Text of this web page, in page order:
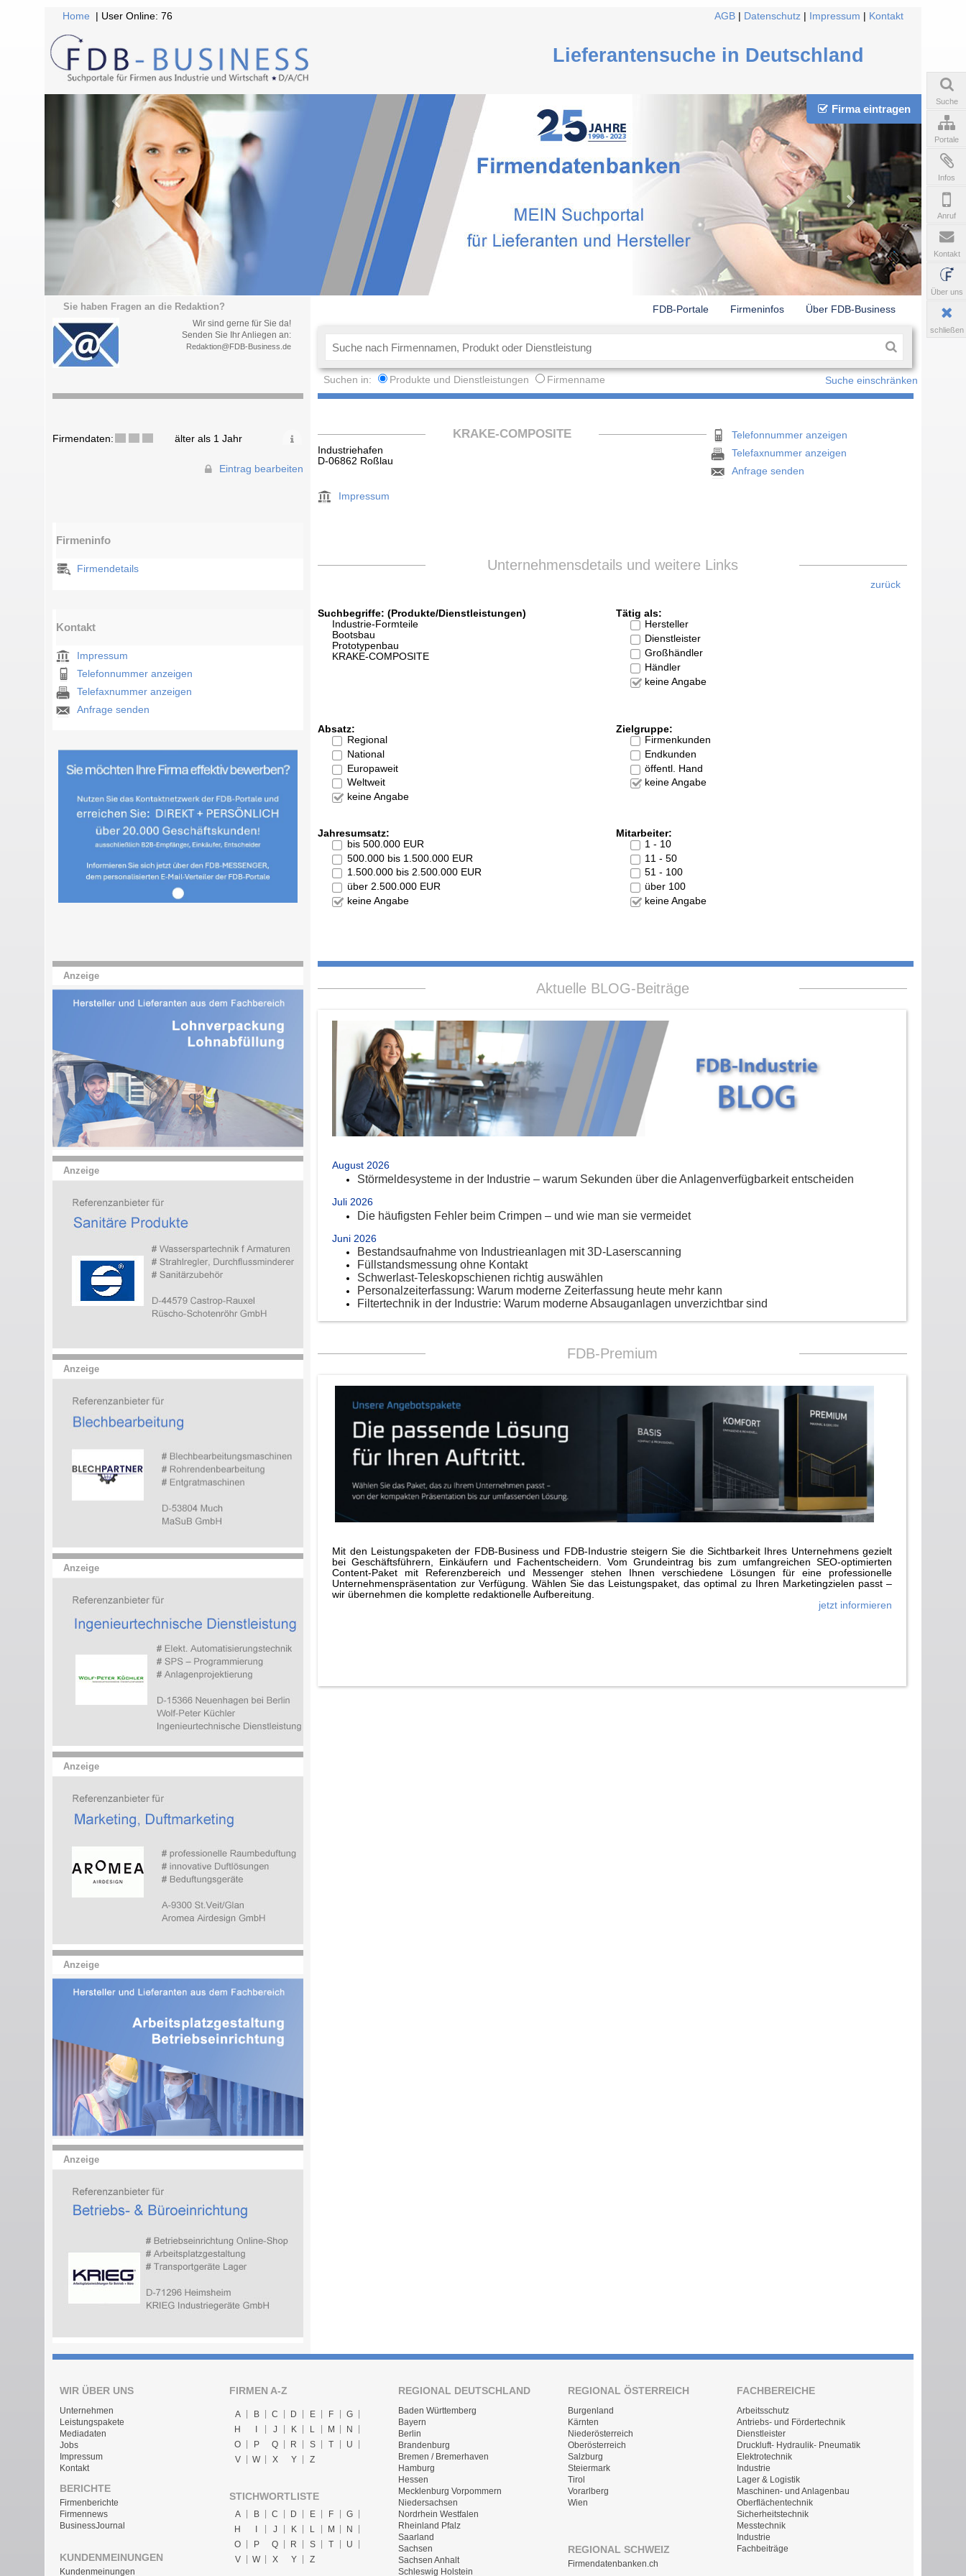
Home | User Online: 76 AGB Datenschutz Impressum Kontakt
Lieferantensuche in Deutschland
Firma eintragen
Sie haben Fragen an die Redaktion?
Wir sind gerne für Sie da!
Senden Sie Ihr Anliegen an:
Redaktion@FDB-Business.de
FDB-Portale Firmeninfos Über FDB-Business
Suchen in: Produkte und Dienstleistungen Firmenname Suche einschränken
Firmendaten: älter als 1 Jahr
Eintrag bearbeiten
Firmeninfo
Firmendetails
Kontakt
Impressum
Telefonnummer anzeigen
Telefaxnummer anzeigen
Anfrage senden
Anzeige
Anzeige
Anzeige
Anzeige
Anzeige
Anzeige
Anzeige
KRAKE-COMPOSITE
Industriehafen
D-06862 Roßlau
Impressum
Telefonnummer anzeigen
Telefaxnummer anzeigen
Anfrage senden
Unternehmensdetails und weitere Links
zurück
Suchbegriffe: (Produkte/Dienstleistungen)
Industrie-Formteile
Bootsbau
Prototypenbau
KRAKE-COMPOSITE
Tätig als:
Hersteller
Dienstleister
Großhändler
Händler
keine Angabe
Absatz:
Regional
National
Europaweit
Weltweit
keine Angabe
Zielgruppe:
Firmenkunden
Endkunden
öffentl. Hand
keine Angabe
Jahresumsatz:
bis 500.000 EUR
500.000 bis 1.500.000 EUR
1.500.000 bis 2.500.000 EUR
über 2.500.000 EUR
keine Angabe
Mitarbeiter:
1 - 10
11 - 50
51 - 100
über 100
keine Angabe
Aktuelle BLOG-Beiträge
August 2026
Störmeldesysteme in der Industrie – warum Sekunden über die Anlagenverfügbarkeit entscheiden
Juli 2026
Die häufigsten Fehler beim Crimpen – und wie man sie vermeidet
Juni 2026
Bestandsaufnahme von Industrieanlagen mit 3D-Laserscanning
Füllstandsmessung ohne Kontakt
Schwerlast-Teleskopschienen richtig auswählen
Personalzeiterfassung: Warum moderne Zeiterfassung heute mehr kann
Filtertechnik in der Industrie: Warum moderne Absauganlagen unverzichtbar sind
FDB-Premium
Mit den Leistungspaketen der FDB-Business und FDB-Industrie steigern Sie die Sichtbarkeit Ihres Unternehmens gezielt
bei Geschäftsführern, Einkäufern und Fachentscheidern. Vom Grundeintrag bis zum umfangreichen SEO-optimierten
Content-Paket mit Referenzbereich und Messenger stehen Ihnen verschiedene Lösungen für eine professionelle
Unternehmenspräsentation zur Verfügung. Wählen Sie das Leistungspaket, das optimal zu Ihren Marketingzielen passt –
wir übernehmen die komplette redaktionelle Aufbereitung.
jetzt informieren
WIR ÜBER UNS
Unternehmen
Leistungspakete
Mediadaten
Jobs
Impressum
Kontakt
BERICHTE
Firmenberichte
Firmennews
BusinessJournal
KUNDENMEINUNGEN
Kundenmeinungen
FIRMEN A-Z
A B C D E F
G
H
J K L M
N
O
P Q R S T
U
V
W X Y Z
STICHWORTLISTE
A B C D E F
G
H
I J K L M
N
O
P Q R S T
U
V
W X Y Z
REGIONAL DEUTSCHLAND
Baden Württemberg
Bayern
Berlin
Brandenburg
Bremen / Bremerhaven
Hamburg
Hessen
Mecklenburg Vorpommern
Niedersachsen
Nordrhein Westfalen
Rheinland Pfalz
Saarland
Sachsen
Sachsen Anhalt
Schleswig Holstein
REGIONAL ÖSTERREICH
Burgenland
Kärnten
Niederösterreich
Oberösterreich
Salzburg
Steiermark
Tirol
Vorarlberg
Wien
REGIONAL SCHWEIZ
Firmendatenbanken.ch
FACHBEREICHE
Arbeitsschutz
Antriebs- und Fördertechnik
Dienstleister
Druckluft- Hydraulik- Pneumatik
Elektrotechnik
Industrie
Lager & Logistik
Maschinen- und Anlagenbau
Oberflächentechnik
Sicherheitstechnik
Messtechnik
Industrie
Fachbeiträge
Suche
Portale
Infos
Anruf
Kontakt
Über uns
schließen